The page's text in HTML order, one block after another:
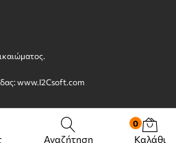
www.I2Csoft.com
Αναζήτηση
0
Καλάθι